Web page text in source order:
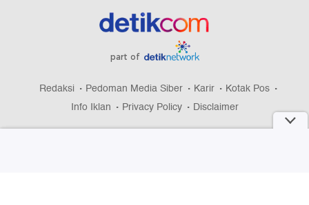
part of
Redaksi Pedoman Media Siber Karir
Kotak Pos
Info Iklan
Privacy Policy Disclaimer